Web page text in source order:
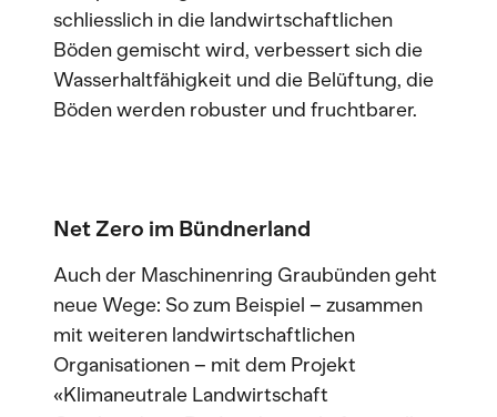
schliesslich in die landwirtschaftlichen
Böden gemischt wird, verbessert sich die
Wasserhaltfähigkeit und die Belüftung, die
Böden werden robuster und fruchtbarer.
Net Zero im Bündnerland
Auch der Maschinenring Graubünden geht
neue Wege: So zum Beispiel – zusammen
mit weiteren landwirtschaftlichen
Organisationen – mit dem Projekt
«Klimaneutrale Landwirtschaft